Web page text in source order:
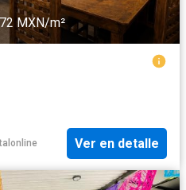
MXN/m²
Ver en detalle